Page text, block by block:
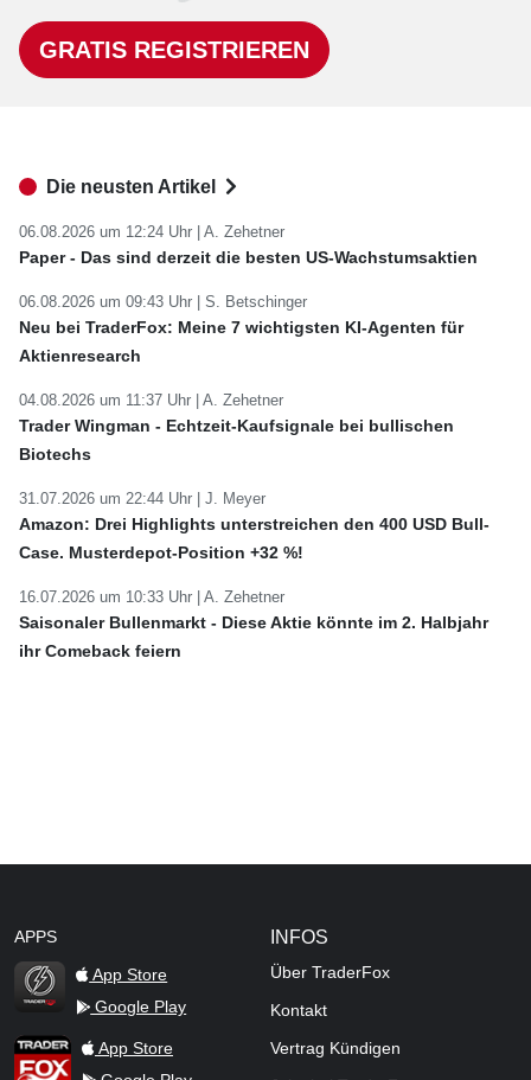
GRATIS REGISTRIEREN
Die neusten Artikel
06.08.2026 um 12:24 Uhr | A. Zehetner
Paper - Das sind derzeit die besten US-Wachstumsaktien
06.08.2026 um 09:43 Uhr | S. Betschinger
Neu bei TraderFox: Meine 7 wichtigsten KI-Agenten für
Aktienresearch
04.08.2026 um 11:37 Uhr | A. Zehetner
Trader Wingman - Echtzeit-Kaufsignale bei bullischen
Biotechs
31.07.2026 um 22:44 Uhr | J. Meyer
Amazon: Drei Highlights unterstreichen den 400 USD Bull-
Case. Musterdepot-Position +32 %!
16.07.2026 um 10:33 Uhr | A. Zehetner
Saisonaler Bullenmarkt - Diese Aktie könnte im 2. Halbjahr
ihr Comeback feiern
APPS
TraderFox Flash
App Store
Google Play
TraderFox AppApp Store
INFOS
Über TraderFox
Kontakt
Vertrag Kündigen